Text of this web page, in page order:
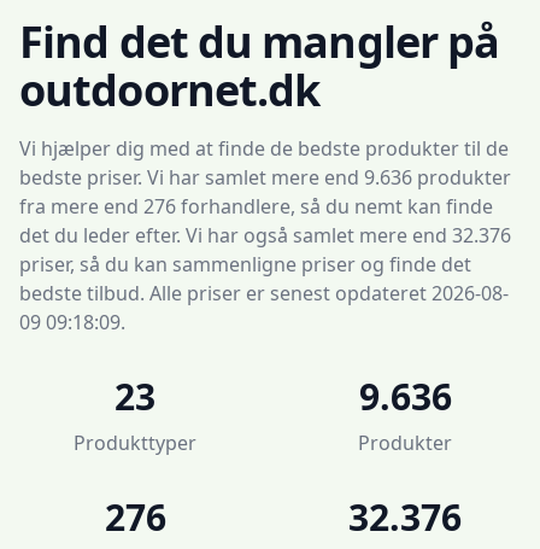
Find det du mangler på
outdoornet.dk
Vi hjælper dig med at finde de bedste produkter til de
bedste priser. Vi har samlet mere end 9.636 produkter
fra mere end 276 forhandlere, så du nemt kan finde
det du leder efter. Vi har også samlet mere end 32.376
priser, så du kan sammenligne priser og finde det
bedste tilbud. Alle priser er senest opdateret 2026-08-
09 09:18:09.
23
Produkttyper
9.636
Produkter
276 32.376